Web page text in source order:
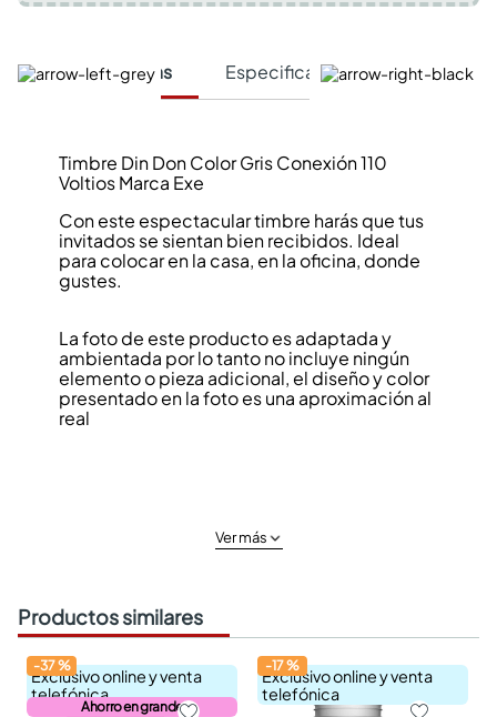
Características Especificaciones Técnicas
Timbre Din Don Color Gris Conexión 110
Voltios Marca Exe
Con este espectacular timbre harás que tus
invitados se sientan bien recibidos. Ideal
para colocar en la casa, en la oficina, donde
gustes.
La foto de este producto es adaptada y
ambientada por lo tanto no incluye ningún
elemento o pieza adicional, el diseño y color
presentado en la foto es una aproximación al
real
Ver más
Productos similares
Exclusivo online y venta
telefónica
Ahorro en grande
-37%
Exclusivo online y venta
telefónica
-17%